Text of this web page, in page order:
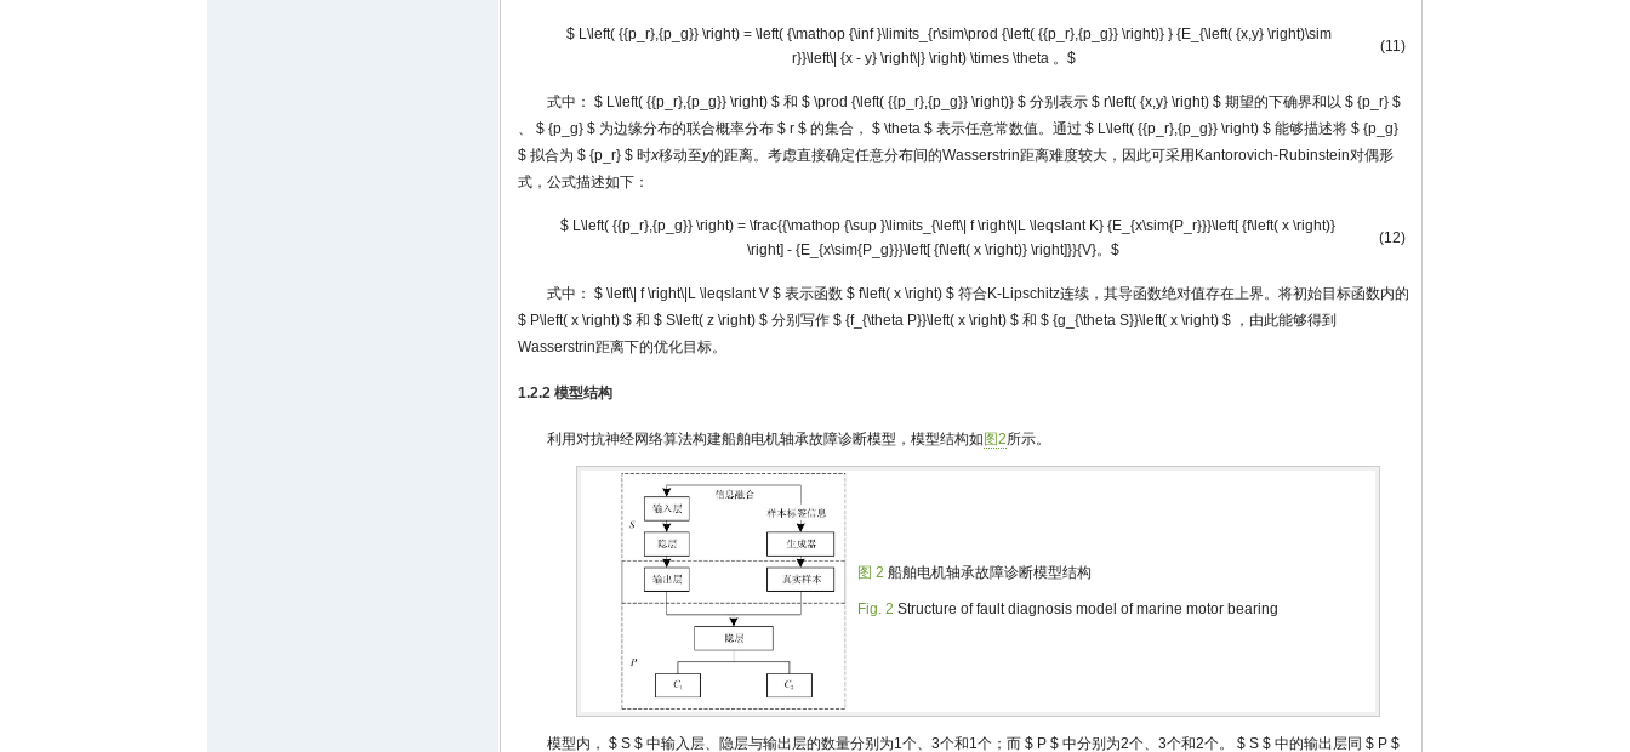
$ L\left( {{p_r},{p_g}} \right) = \left( {\mathop {\inf }\limits_{r\sim\prod {\left( {{p_r},{p_g}} \right)} } {E_{\left( {x,y} \right)\sim
r}}\left\| {x - y} \right\|} \right) \times \theta 。$
(11)
式中： $ L\left( {{p_r},{p_g}} \right) $ 和 $ \prod {\left( {{p_r},{p_g}} \right)} $ 分别表示 $ r\left( {x,y} \right) $ 期望的下确界和以 $ {p_r} $
、
$ {p_g} $ 为边缘分布的联合概率分布 $ r $ 的集合， $ \theta $ 表示任意常数值。通过 $ L\left( {{p_r},{p_g}} \right) $ 能够描述将 $ {p_g}
$ 拟合为 $ {p_r} $ 时x移动至y的距离。考虑直接确定任意分布间的Wasserstrin距离难度较大，因此可采用Kantorovich-Rubinstein对偶形
式，公式描述如下：
$ L\left( {{p_r},{p_g}} \right) = \frac{{\mathop {\sup }\limits_{\left\| f \right\|L \leqslant K} {E_{x\sim{P_r}}}\left[ {f\left( x \right)}
\right] - {E_{x\sim{P_g}}}\left[ {f\left( x \right)} \right]}}{V}。$
(12)
式中： $ \left\| f \right\|L \leqslant V $ 表示函数 $ f\left( x \right) $ 符合K-Lipschitz连续，其导函数绝对值存在上界。将初始目标函数内的
$ P\left( x \right) $ 和 $ S\left( z \right) $ 分别写作 $ {f_{\theta P}}\left( x \right) $ 和 $ {g_{\theta S}}\left( x \right) $ ，由此能够得到
Wasserstrin距离下的优化目标。
1.2.2 模型结构
利用对抗神经网络算法构建船舶电机轴承故障诊断模型，模型结构如 图2所示。
图 2 船舶电机轴承故障诊断模型结构
Fig. 2 Structure of fault diagnosis model of marine motor bearing
模型内， $ S $ 中输入层、隐层与输出层的数量分别为1个、3个和1个；而 $ P $ 中分别为2个、3个和2个。 $ S $ 中的输出层同 $ P $